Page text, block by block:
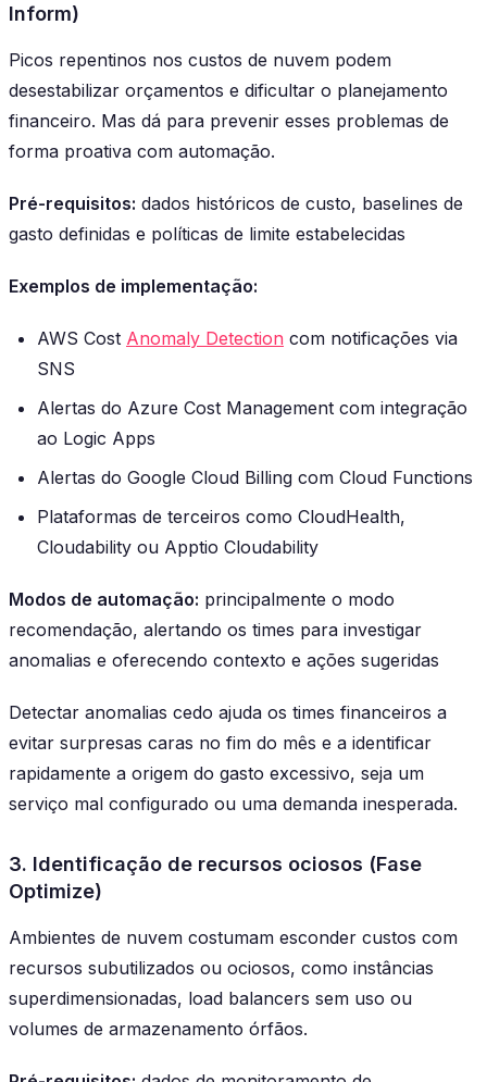
Inform)
Picos repentinos nos custos de nuvem podem
desestabilizar orçamentos e dificultar o planejamento
financeiro. Mas dá para prevenir esses problemas de
forma proativa com automação.
Pré-requisitos: dados históricos de custo, baselines de
gasto definidas e políticas de limite estabelecidas
Exemplos de implementação:
AWS Cost Anomaly Detection com notificações via
SNS
Alertas do Azure Cost Management com integração
ao Logic Apps
Alertas do Google Cloud Billing com Cloud Functions
Plataformas de terceiros como CloudHealth,
Cloudability ou Apptio Cloudability
Modos de automação: principalmente o modo
recomendação, alertando os times para investigar
anomalias e oferecendo contexto e ações sugeridas
Detectar anomalias cedo ajuda os times financeiros a
evitar surpresas caras no fim do mês e a identificar
rapidamente a origem do gasto excessivo, seja um
serviço mal configurado ou uma demanda inesperada.
3. Identificação de recursos ociosos (Fase
Optimize)
Ambientes de nuvem costumam esconder custos com
recursos subutilizados ou ociosos, como instâncias
superdimensionadas, load balancers sem uso ou
volumes de armazenamento órfãos.